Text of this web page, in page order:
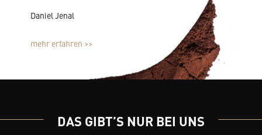
Daniel Jenal
mehr erfahren >>
DAS GIBT’S NUR BEI UNS